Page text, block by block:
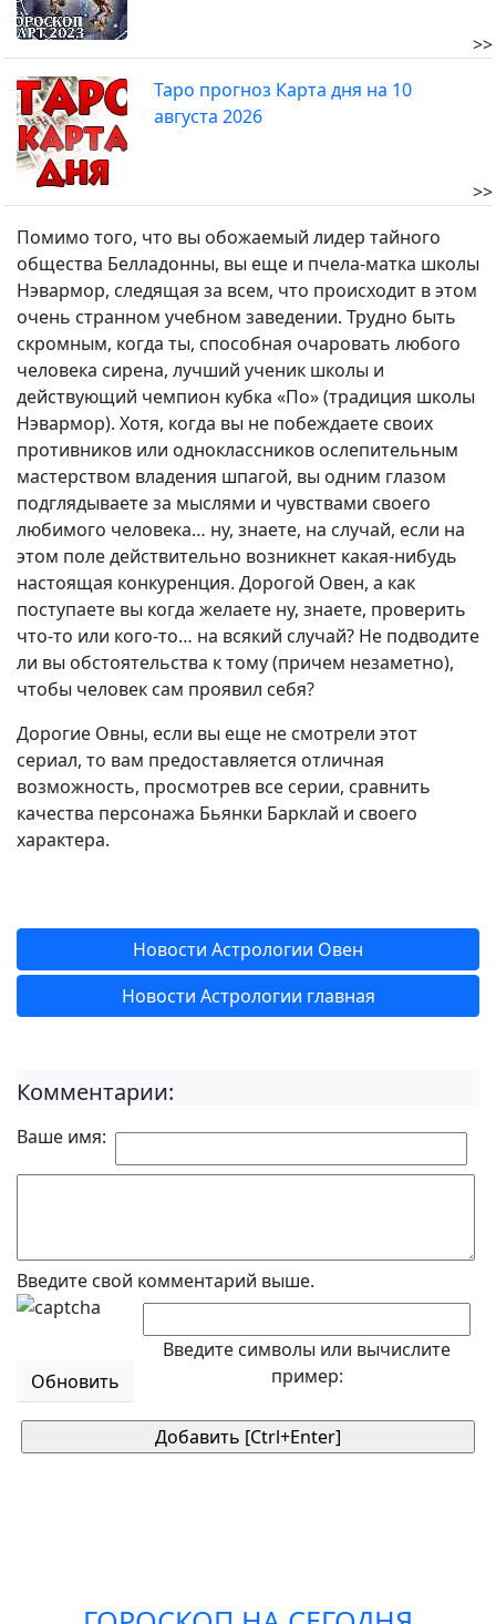
>>
Таро прогноз Карта дня на 10
августа 2026
>>
Помимо того, что вы обожаемый лидер тайного
общества Белладонны, вы еще и пчела-матка школы
Нэвармор, следящая за всем, что происходит в этом
очень странном учебном заведении. Трудно быть
скромным, когда ты, способная очаровать любого
человека сирена, лучший ученик школы и
действующий чемпион кубка «По» (традиция школы
Нэвармор). Хотя, когда вы не побеждаете своих
противников или одноклассников ослепительным
мастерством владения шпагой, вы одним глазом
подглядываете за мыслями и чувствами своего
любимого человека… ну, знаете, на случай, если на
этом поле действительно возникнет какая-нибудь
настоящая конкуренция. Дорогой Овен, а как
поступаете вы когда желаете ну, знаете, проверить
что-то или кого-то… на всякий случай? Не подводите
ли вы обстоятельства к тому (причем незаметно),
чтобы человек сам проявил себя?
Дорогие Овны, если вы еще не смотрели этот
сериал, то вам предоставляется отличная
возможность, просмотрев все серии, сравнить
качества персонажа Бьянки Барклай и своего
характера.
Новости Астрологии Овен
Новости Астрологии главная
Комментарии:
Ваше имя:
Введите свой комментарий выше.
Обновить
Введите символы или вычислите
пример: